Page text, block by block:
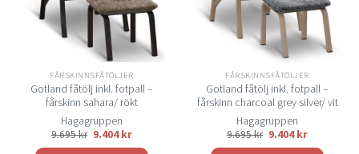
FÅRSKINNSFÅTÖLJER
Gotland fåtölj inkl. fotpall –
fårskinn sahara/ rökt
Hagagruppen
9.695kr 9.404kr
FÅRSKINNSFÅTÖLJER
Gotland fåtölj inkl. fotpall –
fårskinn charcoal grey silver/ vit
Hagagruppen
9.695kr 9.404kr